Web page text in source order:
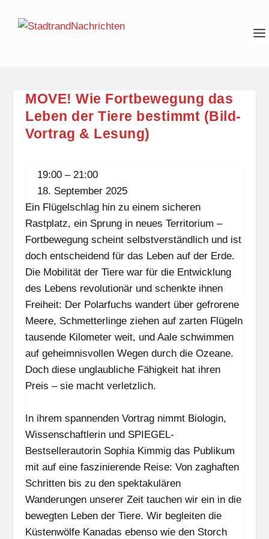
MOVE! Wie Fortbewegung das
Leben der Tiere bestimmt (Bild-
Vortrag & Lesung)
MOVE!
Wie
Fortbewegung
das
Leben
der
Tiere
bestimmt
(Bild-
Vortrag
&
Lesung)
19:00 –21:00
18. September 2025
Ein Flügelschlag hin zu einem sicheren
Rastplatz, ein Sprung in neues Territorium –
Fortbewegung scheint selbstverständlich und ist
doch entscheidend für das Leben auf der Erde.
Die Mobilität der Tiere war für die Entwicklung
des Lebens revolutionär und schenkte ihnen
Freiheit: Der Polarfuchs wandert über gefrorene
Meere, Schmetterlinge ziehen auf zarten Flügeln
tausende Kilometer weit, und Aale schwimmen
auf geheimnisvollen Wegen durch die Ozeane.
Doch diese unglaubliche Fähigkeit hat ihren
Preis – sie macht verletzlich.
In ihrem spannenden Vortrag nimmt Biologin,
Wissenschaftlerin und SPIEGEL-
Bestsellerautorin Sophia Kimmig das Publikum
mit auf eine faszinierende Reise: Von zaghaften
Schritten bis zu den spektakulären
Wanderungen unserer Zeit tauchen wir ein in die
bewegten Leben der Tiere. Wir begleiten die
Küstenwölfe Kanadas ebenso wie den Storch